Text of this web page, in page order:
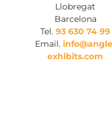
Llobregat
Barcelona
Tel. 93 630 74 99
Email.
exhibits.com